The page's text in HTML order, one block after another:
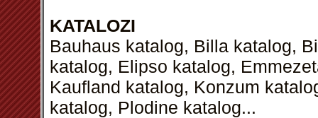
KATALOZI
Bauhaus katalog, Billa katalog,
katalog, Elipso katalog,
Kaufland katalog, Konzum
katalog, Plodine katalog...